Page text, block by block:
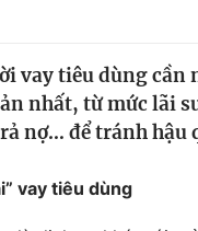
vay tiêu dùng cần
nhất, từ mức lãi
nợ… để tránh hậu
vay tiêu dùng